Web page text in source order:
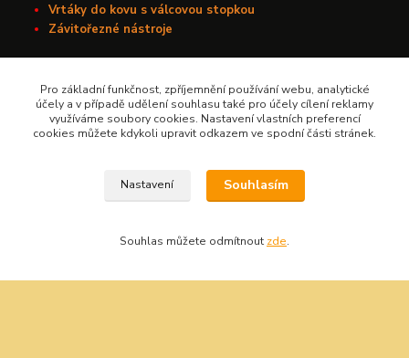
Vrtáky do kovu s válcovou stopkou
Závitořezné nástroje
Kontakt
Nářadí Kučera
+420 603 209 791
Pro základní funkčnost, zpříjemnění používání webu, analytické
účely a v případě udělení souhlasu také pro účely cílení reklamy
využíváme soubory cookies. Nastavení vlastních preferencí
cookies můžete kdykoli upravit odkazem ve spodní části stránek.
Nastavení Souhlasím
Souhlas můžete odmítnout zde.